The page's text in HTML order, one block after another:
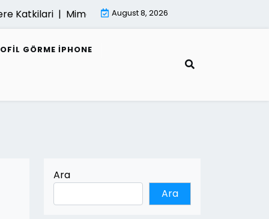
|Mimari Render Ve Surdurulebilir Mimarlik |
August 8, 2026
GÖRME IPHONE
Ara
Ara